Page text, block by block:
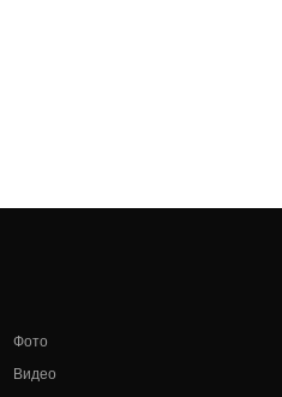
Фото
Видео